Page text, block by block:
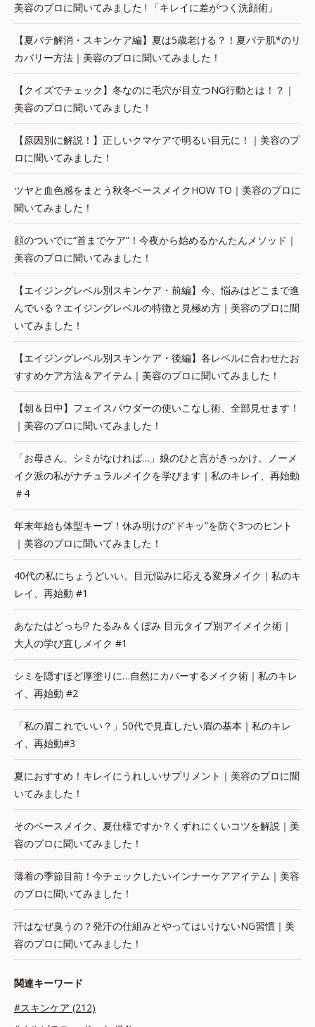
美容のプロに聞いてみました ! 「キレイに差がつく洗顔術」
【夏バテ解消・スキンケア編】夏は5歳老ける？！夏バテ肌*のリ
カバリー方法｜美容のプロに聞いてみました！
【クイズでチェック】冬なのに毛穴が目立つNG行動とは！？｜
美容のプロに聞いてみました！
【原因別に解説！】正しいクマケアで明るい目元に！｜美容のプ
ロに聞いてみました！
ツヤと血色感をまとう秋冬ベースメイクHOW TO｜美容のプロに
聞いてみました！
顔のついでに“首までケア”！今夜から始めるかんたんメソッド｜
美容のプロに聞いてみました！
【エイジングレベル別スキンケア・前編】今、悩みはどこまで進
んでいる？エイジングレベルの特徴と見極め方｜美容のプロに聞
いてみました！
【エイジングレベル別スキンケア・後編】各レベルに合わせたお
すすめケア方法＆アイテム｜美容のプロに聞いてみました！
【朝＆日中】フェイスパウダーの使いこなし術、全部見せます！
｜美容のプロに聞いてみました！
「お母さん、シミがなければ…」娘のひと言がきっかけ。ノーメ
イク派の私がナチュラルメイクを学びます｜私のキレイ、再始動
＃4
年末年始も体型キープ！休み明けの“ドキッ”を防ぐ3つのヒント
｜美容のプロに聞いてみました！
40代の私にちょうどいい。目元悩みに応える変身メイク｜私のキ
レイ、再始動 #1
あなたはどっち!? たるみ＆くぼみ 目元タイプ別アイメイク術｜
大人の学び直しメイク #1
シミを隠すほど厚塗りに…自然にカバーするメイク術｜私のキレ
イ、再始動 #2
「私の眉これでいい？」50代で見直したい眉の基本｜私のキレ
イ、再始動#3
夏におすすめ！キレイにうれしいサプリメント｜美容のプロに聞
いてみました！
そのベースメイク、夏仕様ですか？くずれにくいコツを解説｜美
容のプロに聞いてみました！
薄着の季節目前！今チェックしたいインナーケアアイテム｜美容
のプロに聞いてみました！
汗はなぜ臭うの？発汗の仕組みとやってはいけないNG習慣｜美
容のプロに聞いてみました！
関連キーワード
#スキンケア (212)